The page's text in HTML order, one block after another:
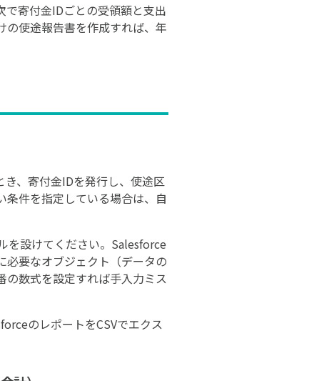
寄付金IDごとの受領額と支出
の使途報告書を作成すれば、年
、寄付金IDを発行し、使途区
件を指定している場合は、自
を設けてください。Salesforce
要なオブジェクト（データの
の数式を設定すれば手入力ミス
のレポートをCSVでエクス